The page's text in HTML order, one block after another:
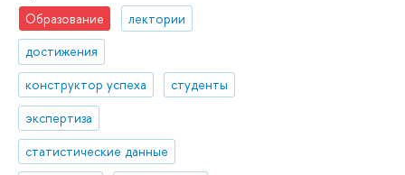
Образование
лектории
достижения
конструктор успеха
студенты
экспертиза
статистические данные